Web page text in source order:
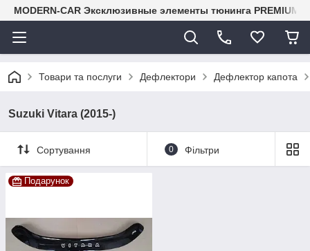
MODERN-CAR Эксклюзивные элементы тюнинга PREMIUM-
Товари та послуги Дефлектори Дефлектор капота
Suzuki Vitara (2015-)
Сортування 0 Фільтри
Подарунок